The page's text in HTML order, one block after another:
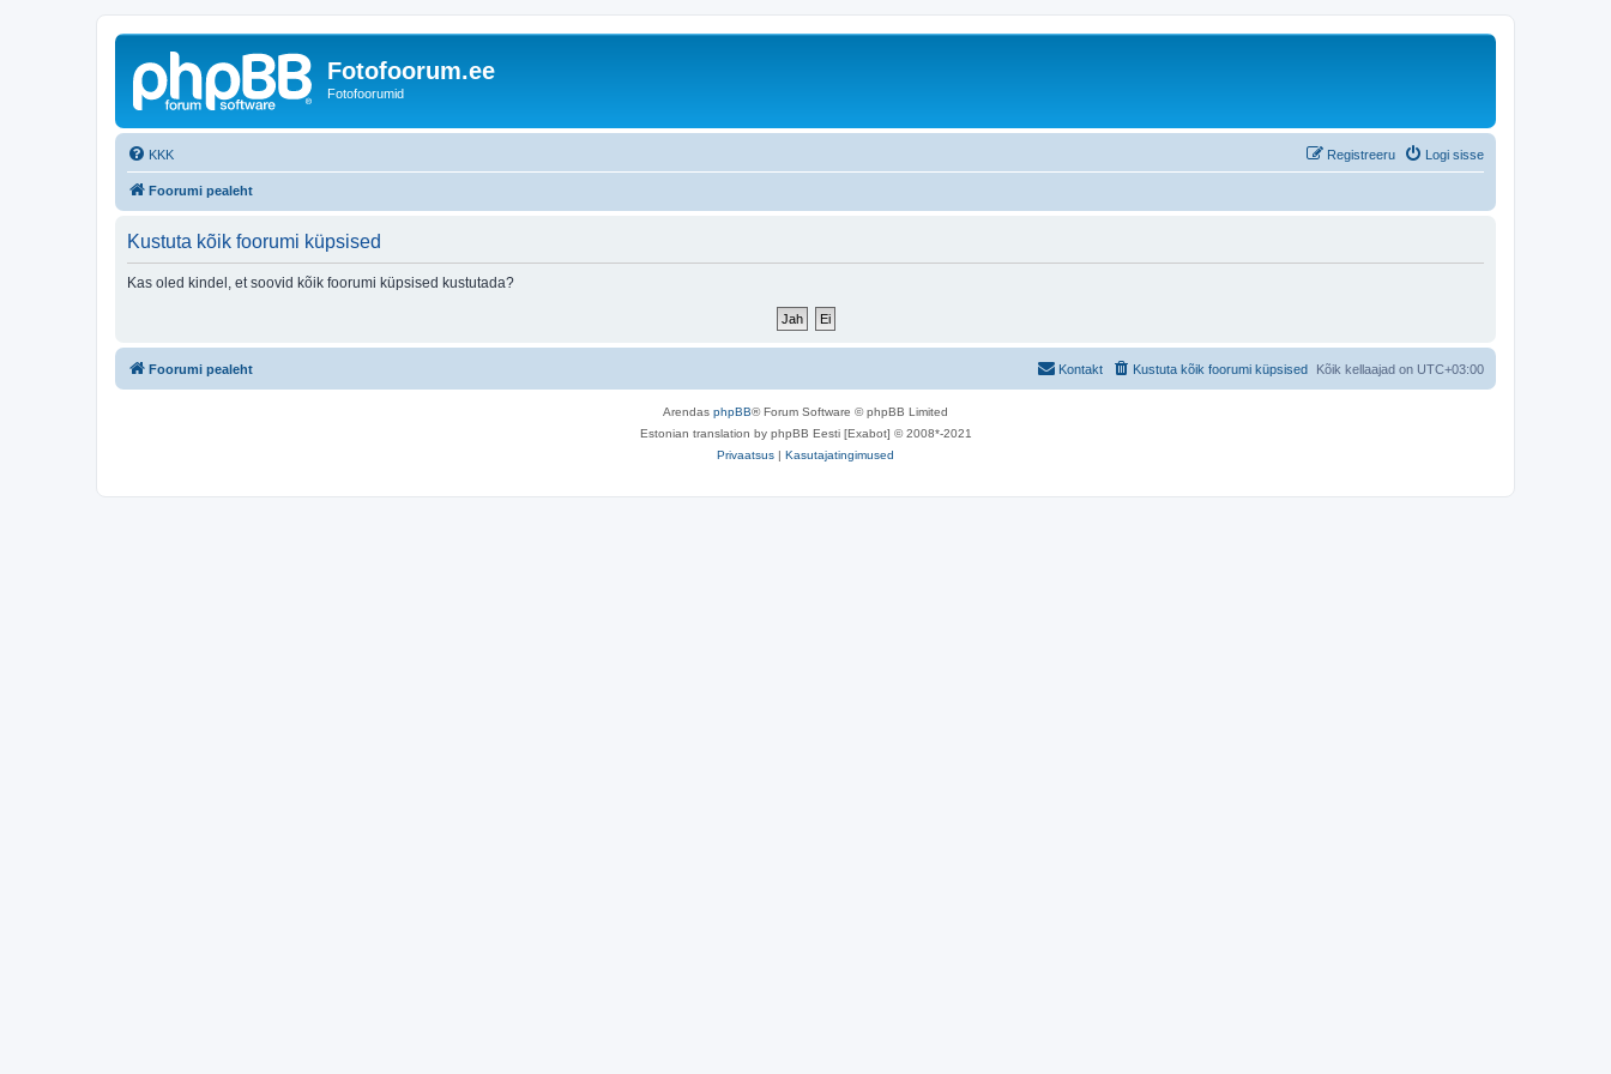
Fotofoorum.ee
Fotofoorumid
KKK Logi sisse
Registreeru
Foorumi pealeht
Kustuta kõik foorumi küpsised
Kas oled kindel, et soovid kõik foorumi küpsised kustutada?
Foorumi pealeht Kõik kellaajad on UTC+03:00
Kustuta kõik foorumi küpsised
Kontakt
Arendas phpBB® Forum Software © phpBB Limited
Estonian translation by phpBB Eesti [Exabot] © 2008*-2021
Privaatsus | Kasutajatingimused